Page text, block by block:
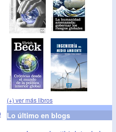
(+) ver más libros
Lo último en blogs